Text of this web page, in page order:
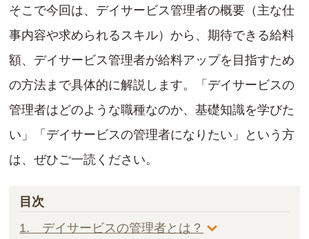
そこで今回は、デイサービス管理者の概要（主な仕
事内容や求められるスキル）から、期待できる給料
額、デイサービス管理者が給料アップを目指すため
の方法まで具体的に解説します。「デイサービスの
管理者はどのような職種なのか、基礎知識を学びた
い」「デイサービスの管理者になりたい」という方
は、ぜひご一読ください。
目次
1. デイサービスの管理者とは？